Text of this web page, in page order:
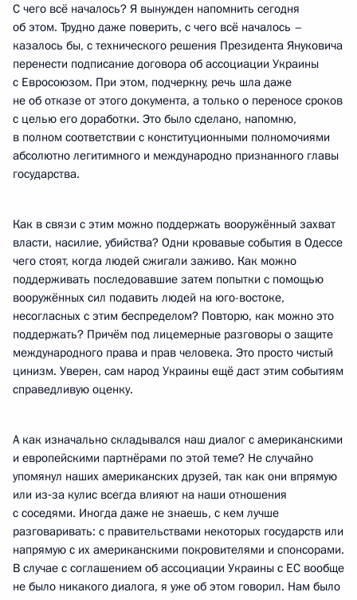
С чего всё началось? Я вынужден напомнить сегодня
об этом. Трудно даже поверить, с чего всё началось –
казалось бы, с технического решения Президента Януковича
перенести подписание договора об ассоциации Украины
с Евросоюзом. При этом, подчеркну, речь шла даже
не об отказе от этого документа, а только о переносе сроков
с целью его доработки. Это было сделано, напомню,
в полном соответствии с конституционными полномочиями
абсолютно легитимного и международно признанного главы
государства.
Как в связи с этим можно поддержать вооружённый захват
власти, насилие, убийства? Одни кровавые события в Одессе
чего стоят, когда людей сжигали заживо. Как можно
поддерживать последовавшие затем попытки с помощью
вооружённых сил подавить людей на юго-востоке,
несогласных с этим беспределом? Повторю, как можно это
поддержать? Причём под лицемерные разговоры о защите
международного права и прав человека. Это просто чистый
цинизм. Уверен, сам народ Украины ещё даст этим событиям
справедливую оценку.
А как изначально складывался наш диалог с американскими
и европейскими партнёрами по этой теме? Не случайно
упомянул наших американских друзей, так как они впрямую
или из‑за кулис всегда влияют на наши отношения
с соседями. Иногда даже не знаешь, с кем лучше
разговаривать: с правительствами некоторых государств или
напрямую с их американскими покровителями и спонсорами.
В случае с соглашением об ассоциации Украины с ЕС вообще
не было никакого диалога, я уже об этом говорил. Нам было